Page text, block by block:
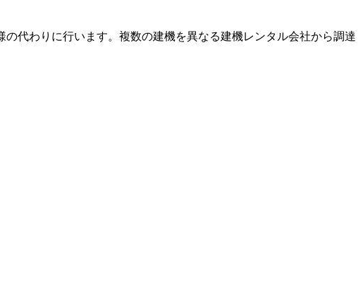
代わりに行います。複数の建機を異なる建機レンタル会社から調達